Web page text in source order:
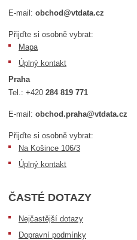
E-mail:obchod@vtdata.cz
Přijďte si osobně vybrat:
Mapa
Úplný kontakt
Praha
Tel.:+420284 819 771
E-mail:obchod.praha@vtdata.cz
Přijďte si osobně vybrat:
Na Košince 106/3
Úplný kontakt
ČASTÉ DOTAZY
Nejčastější dotazy
Dopravní podmínky